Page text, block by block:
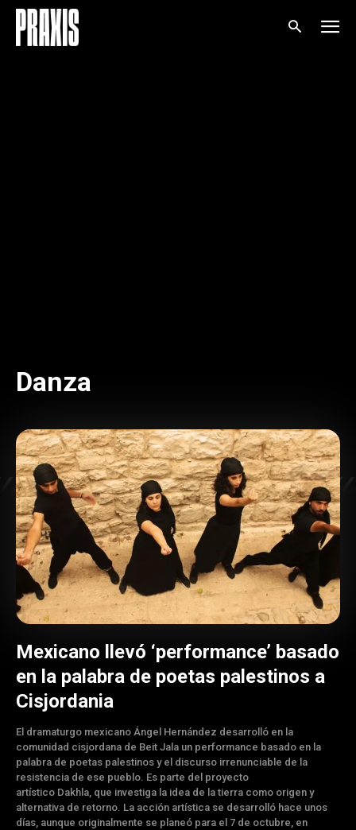
Danza
Mexicano llevó ‘performance’ basado
en la palabra de poetas palestinos a
Cisjordania
El dramaturgo mexicano Ángel Hernández desarrolló en la
comunidad cisjordana de Beit Jala un performance basado en la
palabra de poetas palestinos y el discurso irrenunciable de la
resistencia de ese pueblo. Es parte del proyecto
artístico Dakhla, que investiga la idea de la tierra como origen y
alternativa de retorno. La acción artística se desarrolló hace unos
días, aunque originalmente se planeó para el 7 de octubre, en